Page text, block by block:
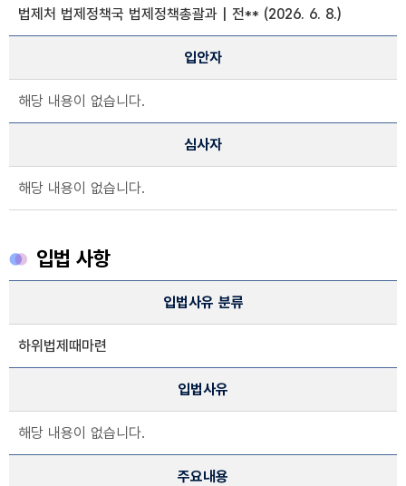
법제처 법제정책국 법제정책총괄과 | 전** (2026. 6. 8.)
입안자
해당 내용이 없습니다.
심사자
해당 내용이 없습니다.
입법 사항
입법 사유 분류, 입법사유, 주요내용, 관련자료, 관련법령, 입법분류
입법사유 분류
하위법제때마련
입법사유
해당 내용이 없습니다.
주요내용